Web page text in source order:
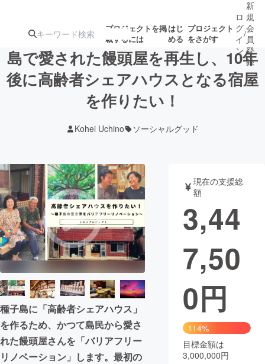
プロジェクトを掲
載するには
はじ
める
プロジェクト
をさがす
注目の新着プロ
ジェクト
募集終了が近いプ
テクノロジー・ガジェット
映像・映画 書籍・雑誌
ビジネス・起業 チャレンジ
まちづくり・地域活性化
CAMPFIRE for Social Good
CAMPFIRE Creation
CAMPFIREふるさと納税machi-ya コミュニティ
ロ
グ
イ
ン
/
新
規
会
員
登
録
島で愛された饅頭屋を再生し、10年
後に高齢者シェアハウスとなる宿屋
を作りたい！
Kohei Uchino ソーシャルグッド
種子島に「高齢者シェアハウス」
を作るため、かつて島民から愛さ
れた饅頭屋さんを「バリアフリー
リノベーション」します。最初の
現在の支援総
額
3,44
7,50
0円
114%
目標金額は
3,000,000円